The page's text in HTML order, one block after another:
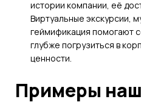
истории компании, её
Виртуальные экскурсии,
геймификация помогают
глубже погрузиться в
ценности.
Примеры